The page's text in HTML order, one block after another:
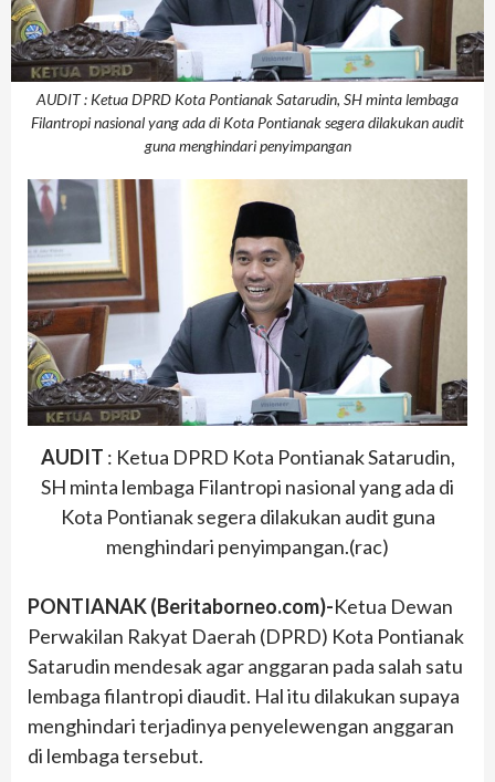
AUDIT : Ketua DPRD Kota Pontianak Satarudin, SH minta lembaga
Filantropi nasional yang ada di Kota Pontianak segera dilakukan audit
guna menghindari penyimpangan
AUDIT : Ketua DPRD Kota Pontianak Satarudin,
SH minta lembaga Filantropi nasional yang ada di
Kota Pontianak segera dilakukan audit guna
menghindari penyimpangan.(rac)
PONTIANAK (Beritaborneo.com)-Ketua Dewan
Perwakilan Rakyat Daerah (DPRD) Kota Pontianak
Satarudin mendesak agar anggaran pada salah satu
lembaga filantropi diaudit. Hal itu dilakukan supaya
menghindari terjadinya penyelewengan anggaran
di lembaga tersebut.